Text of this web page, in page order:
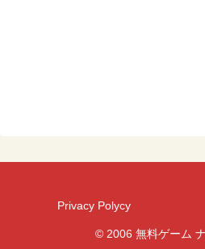
Privacy Polycy
© 2006 無料ゲーム